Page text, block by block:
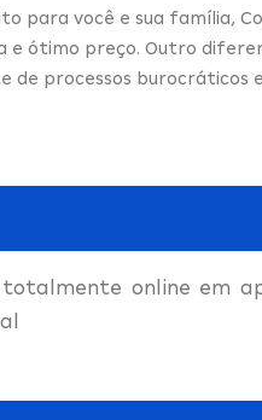
para você e sua família,
e ótimo preço. Outro
de processos
online em